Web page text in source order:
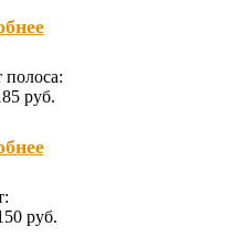
полоса:
руб.
руб.